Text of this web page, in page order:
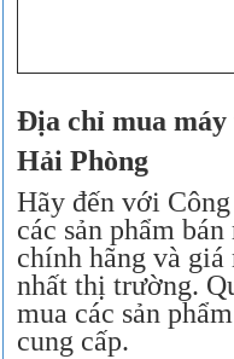
Địa chỉ mua máy
Hải Phòng
Hãy đến với
các sản phẩm
chính hãng và
nhất thị trường.
mua các sản
cung cấp.